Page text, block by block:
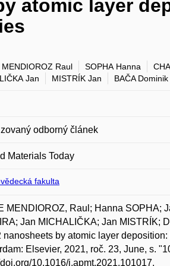
atomic layer
Raul SOPHA Hanna
Jan
MISTRÍK Jan BAČA Dominik
odborný článek
Materials Today
fakulta
MENDIOROZ, Raul; Hanna SOPHA;
Jan MICHALIČKA; Jan MISTRÍK;
nanosheets by atomic layer
Elsevier, 2021, roč. 23, June, s.
10.1016/j.apmt.2021.101017.